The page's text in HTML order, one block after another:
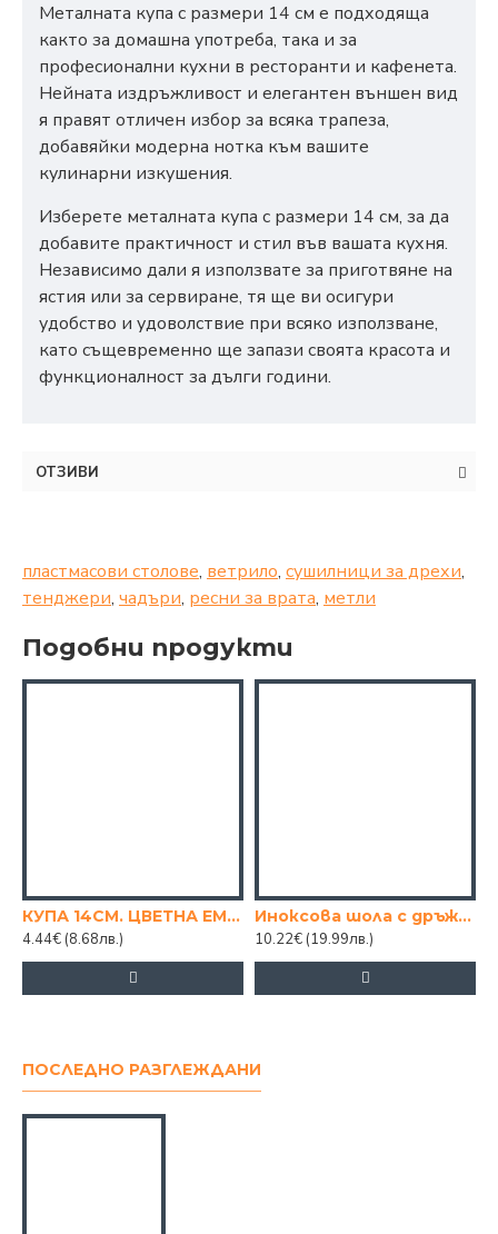
Металната купа с размери 14 см е подходяща
както за домашна употреба, така и за
професионални кухни в ресторанти и кафенета.
Нейната издръжливост и елегантен външен вид
я правят отличен избор за всяка трапеза,
добавяйки модерна нотка към вашите
кулинарни изкушения.
Изберете металната купа с размери 14 см, за да
добавите практичност и стил във вашата кухня.
Независимо дали я използвате за приготвяне на
ястия или за сервиране, тя ще ви осигури
удобство и удоволствие при всяко използване,
като същевременно ще запази своята красота и
функционалност за дълги години.
ОТЗИВИ
пластмасови столове, ветрило, сушилници за дрехи,
тенджери, чадъри, ресни за врата, метли
Подобни продукти
КУПА 14СМ. ЦВЕТНА ЕМЙЛ
4.44€ (8.68лв.)
Иноксова шола с дръжки 18х4см
10.22€ (19.99лв.)
ПОСЛЕДНО РАЗГЛЕЖДАНИ